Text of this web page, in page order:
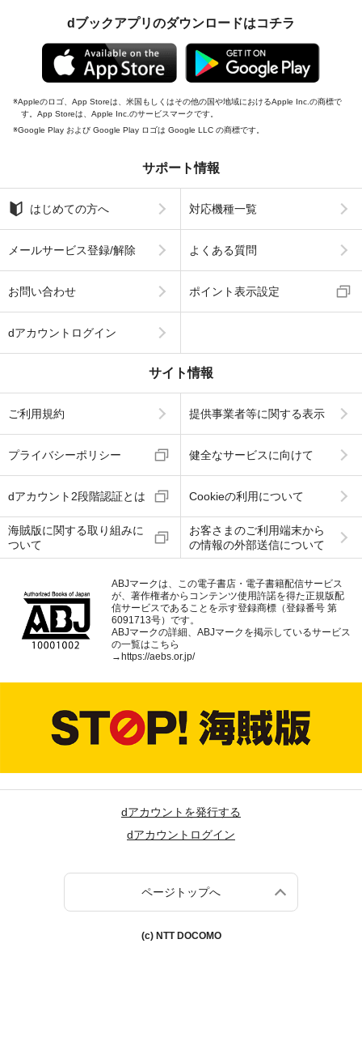
dブックアプリのダウンロードはコチラ
Appleのロゴ、App Storeは、米国もしくはその他の国や地域におけるApple Inc.の商標で
す。App Storeは、Apple Inc.のサービスマークです。
Google Play および Google Play ロゴは Google LLC の商標です。
サポート情報
はじめての方へ 対応機種一覧
メールサービス登録/解除 よくある質問
お問い合わせ ポイント表示設定
dアカウントログイン
サイト情報
ご利用規約 提供事業者等に関する表示
プライバシーポリシー 健全なサービスに向けて
dアカウント2段階認証とは Cookieの利用について
海賊版に関する取り組みに
ついて
お客さまのご利用端末から
の情報の外部送信について
ABJマークは、この電子書店・電子書籍配信サービス
が、著作権者からコンテンツ使用許諾を得た正規版配
信サービスであることを示す登録商標（登録番号 第
6091713号）です。
ABJマークの詳細、ABJマークを掲示しているサービス
の一覧はこちら
→ https://aebs.or.jp/
dアカウントを発行する
dアカウントログイン
ページトップへ
(c) NTT DOCOMO